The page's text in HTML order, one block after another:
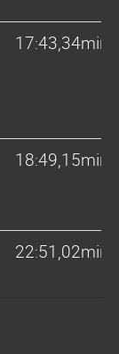
17:43,34min
18:49,15min
22:51,02min